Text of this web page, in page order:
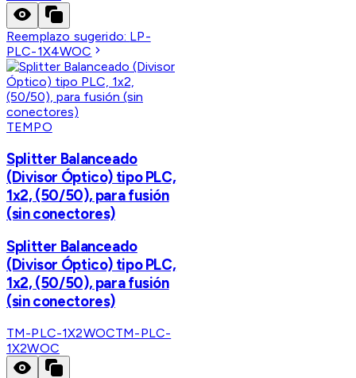
Reemplazo sugerido: LP-
PLC-1X4WOC
TEMPO
Splitter Balanceado
(Divisor Óptico) tipo PLC,
1x2, (50/50), para fusión
(sin conectores)
Splitter Balanceado
(Divisor Óptico) tipo PLC,
1x2, (50/50), para fusión
(sin conectores)
TM-PLC-1X2WOCTM-PLC-
1X2WOC